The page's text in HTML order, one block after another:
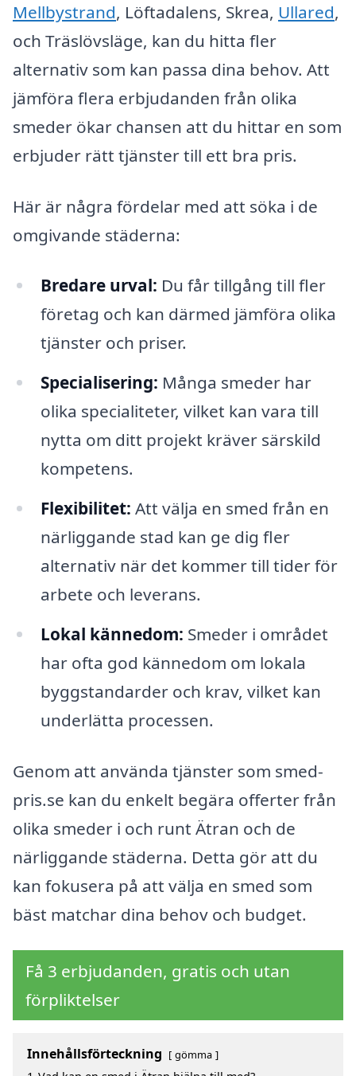
Mellbystrand, Löftadalens, Skrea, Ullared,
och Träslövsläge, kan du hitta fler
alternativ som kan passa dina behov. Att
jämföra flera erbjudanden från olika
smeder ökar chansen att du hittar en som
erbjuder rätt tjänster till ett bra pris.
Här är några fördelar med att söka i de
omgivande städerna:
Bredare urval: Du får tillgång till fler
företag och kan därmed jämföra olika
tjänster och priser.
Specialisering: Många smeder har
olika specialiteter, vilket kan vara till
nytta om ditt projekt kräver särskild
kompetens.
Flexibilitet: Att välja en smed från en
närliggande stad kan ge dig fler
alternativ när det kommer till tider för
arbete och leverans.
Lokal kännedom: Smeder i området
har ofta god kännedom om lokala
byggstandarder och krav, vilket kan
underlätta processen.
Genom att använda tjänster som smed-
pris.se kan du enkelt begära offerter från
olika smeder i och runt Ätran och de
närliggande städerna. Detta gör att du
kan fokusera på att välja en smed som
bäst matchar dina behov och budget.
Få 3 erbjudanden, gratis och utan
förpliktelser
Innehållsförteckning gömma